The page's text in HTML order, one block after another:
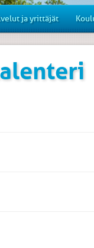
ja yrittäjät